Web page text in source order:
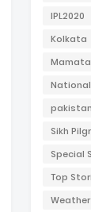
IPL2020
Kolkata
Mamata
National
pakistan
Sikh
Special
Top